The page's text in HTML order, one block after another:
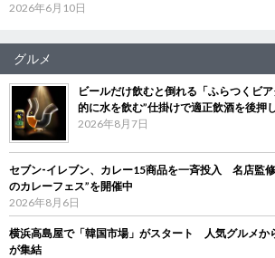
2026年6月10日
グルメ
ビールだけ飲むと倒れる「ふらつくビ
的に水を飲む”仕掛けで適正飲酒を後押
2026年8月7日
セブン‐イレブン、カレー15商品を一斉投入 名店監
のカレーフェス”を開催中
2026年8月6日
横浜高島屋で「韓国市場」がスタート 人気グルメか
が集結